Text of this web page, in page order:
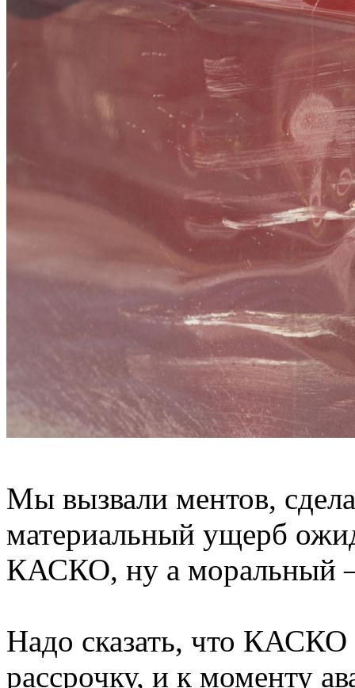
Мы вызвали ментов,
материальный ущерб
КАСКО, ну а моральный
Надо сказать, что КАСКО
рассрочку, и к моменту